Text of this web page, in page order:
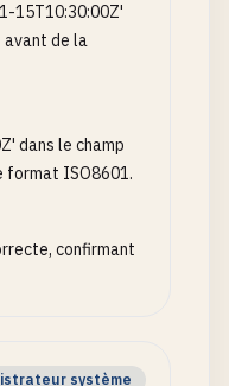
15T10:30:00Z'
de la
dans le champ
format ISO8601.
confirmant
système